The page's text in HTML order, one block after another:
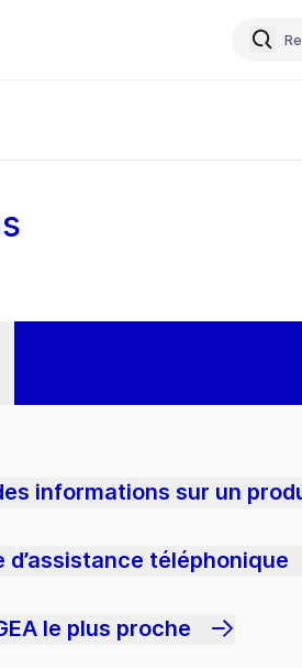
informations sur un
téléphonique
le plus proche